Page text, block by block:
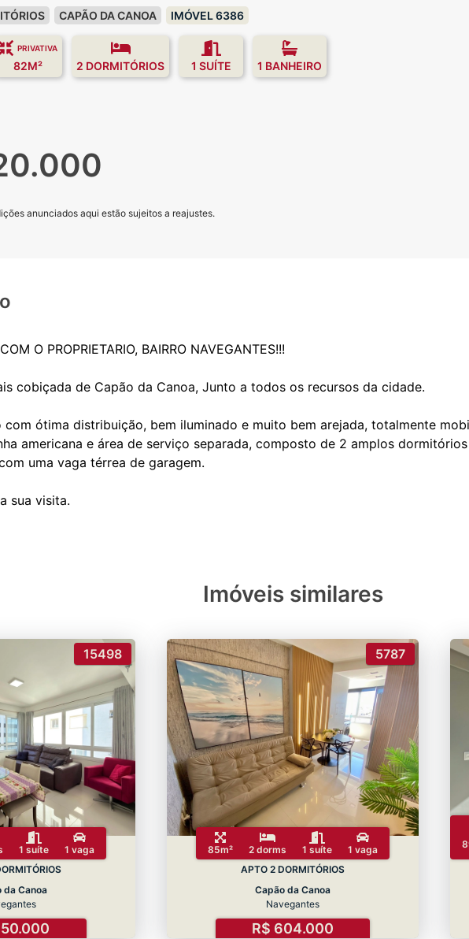
CAPÃO DA CANOA IMÓVEL 6386
PRIVATIVA
82M² 2 DORMITÓRIOS 1 SUÍTE 1 BANHEIRO
anunciados aqui estão sujeitos a reajustes.
O PROPRIETARIO, BAIRRO NAVEGANTES!!!
cobiçada de Capão da Canoa, Junto a todos os recursos da cidade.
com ótima distribuição, bem iluminado e muito bem arejada, totalmente
americana e área de serviço separada, composto de 2 amplos
uma vaga térrea de garagem.
Imóveis similares
15498
1 suíte
1 vaga
da Canoa
5787
85m² 2 dorms 1 suíte
1 vaga
APTO 2 DORMITÓRIOS
Capão da Canoa
Navegantes
R$ 604.000